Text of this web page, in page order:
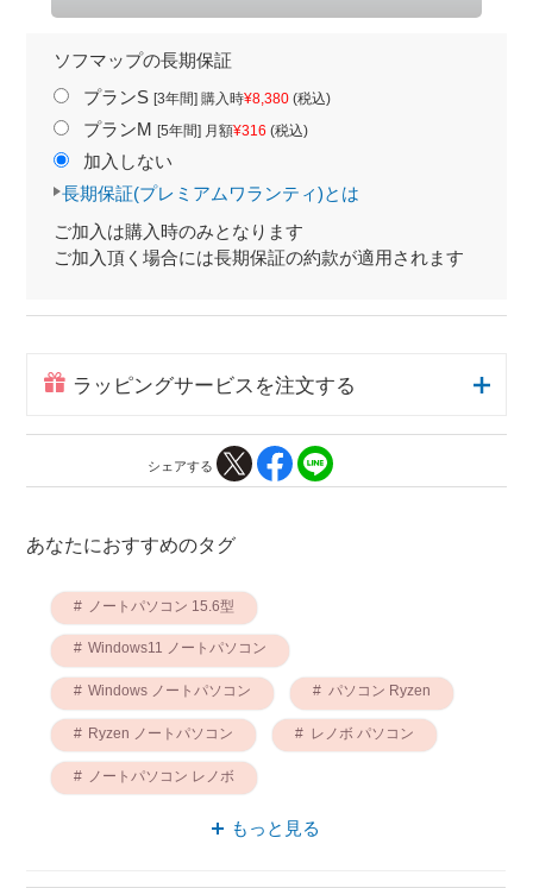
ソフマップの長期保証
プランS [3年間] 購入時¥8,380(税込)
プランM [5年間] 月額¥316 (税込)
加入しない
長期保証(プレミアムワランティ)とは
ご加入は購入時のみとなります
ご加入頂く場合には長期保証の約款が適用されます
ラッピングサービスを注文する
シェアする
あなたにおすすめのタグ
ノートパソコン 15.6型
Windows11 ノートパソコン
Windows ノートパソコン パソコン Ryzen
Ryzen ノートパソコン レノボ パソコン
ノートパソコン レノボ
もっと見る